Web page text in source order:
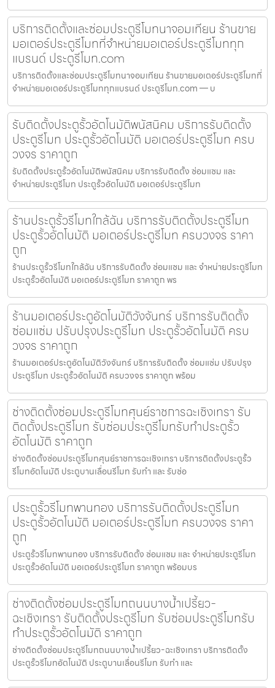
บริการติดตั้งและซ่อมประตูรีโมทนาจอมเทียน ร้านขาย
มอเตอร์ประตูรีโมทที่จำหน่ายมอเตอร์ประตูรีโมททุก
แบรนด์ ประตูรีโมท.com
บริการติดตั้งและซ่อมประตูรีโมทนาจอมเทียน ร้านขายมอเตอร์ประตูรีโมทที่
จำหน่ายมอเตอร์ประตูรีโมททุกแบรนด์ ประตูรีโมท.com — บ
รับติดตั้งประตูรั้วอัตโนมัติพนัสนิคม บริการรับติดตั้ง
ประตูรีโมท ประตูรั้วอัตโนมัติ มอเตอร์ประตูรีโมท ครบ
วงจร ราคาถูก
รับติดตั้งประตูรั้วอัตโนมัติพนัสนิคม บริการรับติดตั้ง ซ่อมแซม และ
จำหน่ายประตูรีโมท ประตูรั้วอัตโนมัติ มอเตอร์ประตูรีโมท
ร้านประตูรั้วรีโมทใกล้ฉัน บริการรับติดตั้งประตูรีโมท
ประตูรั้วอัตโนมัติ มอเตอร์ประตูรีโมท ครบวงจร ราคา
ถูก
ร้านประตูรั้วรีโมทใกล้ฉัน บริการรับติดตั้ง ซ่อมแซม และ จำหน่ายประตูรีโมท
ประตูรั้วอัตโนมัติ มอเตอร์ประตูรีโมท ราคาถูก พร
ร้านมอเตอร์ประตูอัตโนมัติวังจันทร์ บริการรับติดตั้ง
ซ่อมแซ่ม ปรับปรุงประตูรีโมท ประตูรั้วอัตโนมัติ ครบ
วงจร ราคาถูก
ร้านมอเตอร์ประตูอัตโนมัติวังจันทร์ บริการรับติดตั้ง ซ่อมแซ่ม ปรับปรุง
ประตูรีโมท ประตูรั้วอัตโนมัติ ครบวงจร ราคาถูก พร้อม
ช่างติดตั้งซ่อมประตูรีโมทศุนย์ราชการฉะเชิงเทรา รับ
ติดตั้งประตูรีโมท รับซ่อมประตูรีโมทรับทำประตูรั้ว
อัตโนมัติ ราคาถูก
ช่างติดตั้งซ่อมประตูรีโมทศุนย์ราชการฉะเชิงเทรา บริการติดตั้งประตูรั้ว
รีโมทอัตโนมัติ ประตูบานเลื่อนรีโมท รับทำ และ รับซ่อ
ประตูรั้วรีโมทพานทอง บริการรับติดตั้งประตูรีโมท
ประตูรั้วอัตโนมัติ มอเตอร์ประตูรีโมท ครบวงจร ราคา
ถูก
ประตูรั้วรีโมทพานทอง บริการรับติดตั้ง ซ่อมแซม และ จำหน่ายประตูรีโมท
ประตูรั้วอัตโนมัติ มอเตอร์ประตูรีโมท ราคาถูก พร้อมบร
ช่างติดตั้งซ่อมประตูรีโมทถนนบางน้ำเปรี้ยว-
ฉะเชิงเทรา รับติดตั้งประตูรีโมท รับซ่อมประตูรีโมทรับ
ทำประตูรั้วอัตโนมัติ ราคาถูก
ช่างติดตั้งซ่อมประตูรีโมทถนนบางน้ำเปรี้ยว-ฉะเชิงเทรา บริการติดตั้ง
ประตูรั้วรีโมทอัตโนมัติ ประตูบานเลื่อนรีโมท รับทำ และ